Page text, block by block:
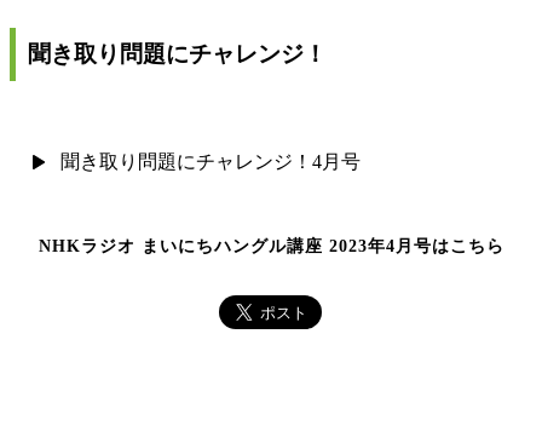
聞き取り問題にチャレンジ！
聞き取り問題にチャレンジ！4月号
NHKラジオ まいにちハングル講座 2023年4月号はこちら